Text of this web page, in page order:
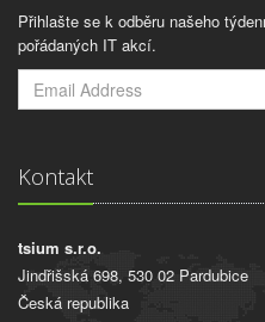
Přihlašte se k odběru našeho
pořádaných IT akcí.
Kontakt
tsium s.r.o.
Jindřišská 698, 530 02 Pardubice
Česká republika